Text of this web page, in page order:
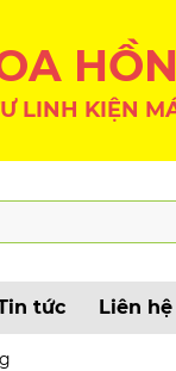
LINH KIỆN
tức Liên hệ